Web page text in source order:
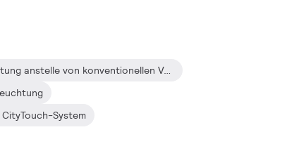
Für den Einsatz in der Außenbeleuchtung anstelle von konventionellen Vorschaltgeräten
System